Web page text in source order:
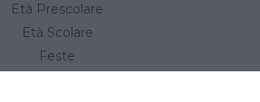
Età Prescolare
Età Scolare
Feste